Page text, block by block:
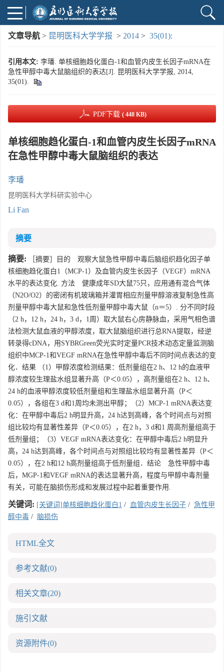
文章导航 > 昆明医科大学学报 > 2014 > 35(01):
引用本文: 李璠. 单核细胞趋化蛋白-1和血管内皮生长因子mRNA在
急性甲醇中毒大鼠脑组织的表达[J]. 昆明医科大学学报, 2014,
35(01).
PDF下载 ( 448 KB)
单核细胞趋化蛋白-1和血管内皮生长因子mRNA
在急性甲醇中毒大鼠脑组织的表达
李璠
昆明医科大学科研实验中心
Li Fan
摘要
摘要: ［摘要］目的 观察大鼠急性甲醇中毒后脑组织趋化因子单
核细胞趋化蛋白1（MCP-1）及血管内皮生长因子（VEGF）mRNA
水平的表达变化. 方法 健康成年SD大鼠75只，应用通有混合气体
（N2O/O2）的密闭有机玻璃箱并灌胃相应剂量甲醇溶液复制急性高
剂量甲醇中毒大鼠和急性低剂量甲醇中毒大鼠（n＝5）. 分不同时段
（2 h，12 h，24 h，3 d，1周）取大鼠右心房静脉血，采用气相色谱
法检测大鼠血液的甲醇浓度，取大鼠脑组织进行总RNA提取，经逆
转录得cDNA，用SYBRGreen荧光实时定量PCR技术动态定量监测脑
组织中MCP-1和VEGF mRNA在急性甲醇中毒后不同时间点表达的变
化．结果 （1）甲醇浓度检测结果：低剂量组在2 h、12 h的血液甲
醇浓度较生理盐水组显著升高（P＜0.05），高剂量组在2 h、12 h、
24 h的血液甲醇浓度较低剂量组和生理盐水组显著升高（P＜
0.05），各组在3 d和1周均未测出甲醇；（2）MCP-1 mRNA表达变
化：在甲醇中毒后2 h明显升高，24 h达到高峰，各个时间点与对照
组比较均有显著性差异（P＜0.05），在2 h，3 d和1 周高剂量组高于
低剂量组；（3）VEGF mRNA表达变化：在甲醇中毒后2 h明显升
高，24 h达到高峰，各个时间点与对照组比较均有显著性差异（P＜
0.05），在2 h和12 h高剂量组高于低剂量组．结论 急性甲醇中毒
后，MGP-1和VEGF mRNA的表达显著升高，程度与甲醇中毒剂量
有关，可能在脑损伤形成和发展过程中起着重要作用.
关键词: [关键词]单核细胞趋化蛋白1 / 血管内皮生长因子 / 急性甲
醇中毒 / 脑损伤
HTML全文
参考文献(0)
相关文章(20)
施引文献
资源附件(0)